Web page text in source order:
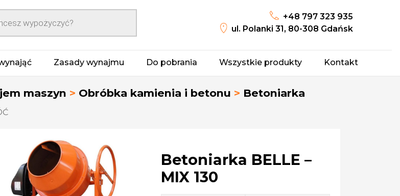
+48 797 323 935
ul. Polanki 31, 80-308 Gdańsk
Zasady wynajmu Do pobrania Wszystkie produkty Kontakt
maszyn > Obróbka kamienia i betonu > Betoniarka
Betoniarka BELLE –
MIX 130